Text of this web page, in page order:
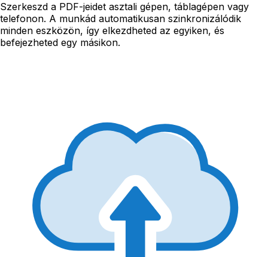
Szerkeszd a PDF-jeidet asztali gépen, táblagépen vagy
telefonon. A munkád automatikusan szinkronizálódik
minden eszközön, így elkezdheted az egyiken, és
befejezheted egy másikon.